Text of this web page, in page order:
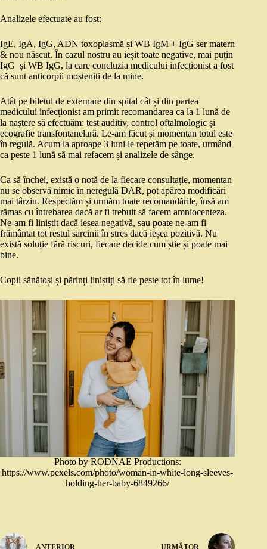
Analizele efectuate au fost:
IgE, IgA, IgG, ADN toxoplasmă și WB IgM + IgG ser matern
& nou născut. În cazul nostru au ieșit toate negative, mai puțin
IgG și WB IgG, la care concluzia medicului infecționist a fost
că sunt anticorpii moșteniți de la mine.
Atât pe biletul de externare din spital cât și din partea
medicului infecționist am primit recomandarea ca la 1 lună de
la naștere să efectuăm: test auditiv, control oftalmologic și
ecografie transfontanelară. Le-am făcut și momentan totul este
în regulă. Acum la aproape 3 luni le repetăm pe toate, urmând
ca peste 1 lună să mai refacem și analizele de sânge.
Ca să închei, există o notă de la fiecare consultație, momentan
nu se observă nimic în neregulă DAR, pot apărea modificări
mai târziu. Respectăm și urmăm toate recomandările, însă am
rămas cu întrebarea dacă ar fi trebuit să facem amniocenteza.
Ne-am fi liniștit dacă ieșea negativă, sau poate ne-am fi
frământat tot restul sarcinii în stres dacă ieșea pozitivă. Nu
există soluție fără riscuri, fiecare decide cum știe și poate mai
bine.
Copii sănătoși și părinți liniștiți să fie peste tot în lume!
Photo by RODNAE Productions:
https://www.pexels.com/photo/woman-in-white-long-sleeves-
holding-her-baby-6849266/
ANTERIOR URMĂTOR